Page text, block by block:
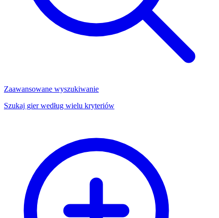
Zaawansowane wyszukiwanie
Szukaj gier według wielu kryteriów